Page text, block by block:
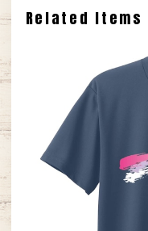
Related Items